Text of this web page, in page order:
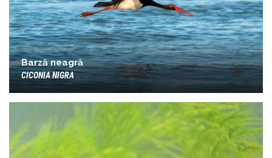
Barză neagră
CICONIA NIGRA